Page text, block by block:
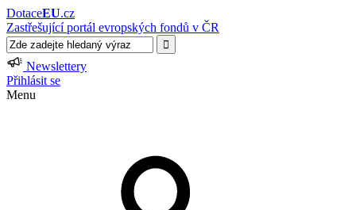
DotaceEU.cz
Zastřešující portál evropských fondů v ČR
Newslettery
Přihlásit se
Menu